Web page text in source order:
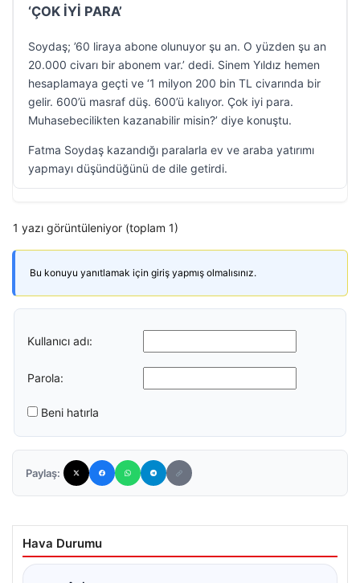
‘ÇOK İYİ PARA’
Soydaş; ’60 liraya abone olunuyor şu an. O yüzden şu an
20.000 civarı bir abonem var.’ dedi. Sinem Yıldız hemen
hesaplamaya geçti ve ‘1 milyon 200 bin TL civarında bir
gelir. 600’ü masraf düş. 600’ü kalıyor. Çok iyi para.
Muhasebecilikten kazanabilir misin?’ diye konuştu.
Fatma Soydaş kazandığı paralarla ev ve araba yatırımı
yapmayı düşündüğünü de dile getirdi.
1 yazı görüntüleniyor (toplam 1)
Bu konuyu yanıtlamak için giriş yapmış olmalısınız.
Kullanıcı adı:
Parola:
Beni hatırla
Paylaş:
Hava Durumu